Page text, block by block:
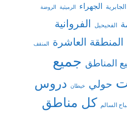
الجابرية الجهراء الرميثية الروضة
الفحيحيل الفروانية
المنطقة العاشرة المنقف
المناطق جميع
حولي خيطان دروس
السالم كل مناطق